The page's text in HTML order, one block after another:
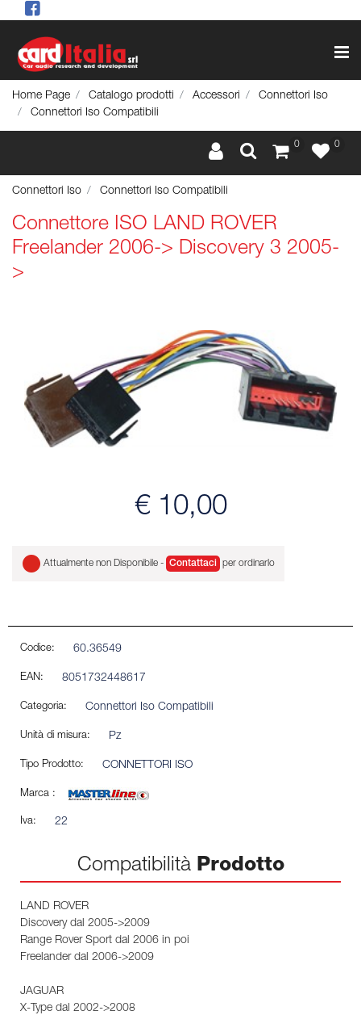
Home Page Catalogo prodotti Accessori
Connettori Iso
Connettori Iso Compatibili
0 0
Connettori Iso Connettori Iso Compatibili
Connettore ISO LAND ROVER
Freelander 2006-> Discovery 3 2005-
>
€ 10,00
Attualmente non Disponibile - Contattaci per ordinarlo
Codice: 60.36549
EAN: 8051732448617
Categoria: Connettori Iso Compatibili
Unità di misura: Pz
Tipo Prodotto: CONNETTORI ISO
Marca :
Iva: 22
Compatibilità Prodotto
LAND ROVER
Discovery dal 2005->2009
Range Rover Sport dal 2006 in poi
Freelander dal 2006->2009
JAGUAR
X-Type dal 2002->2008